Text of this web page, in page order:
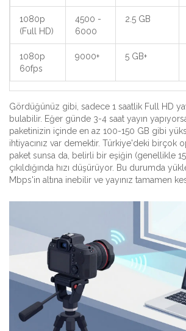
1080p
(Full HD)
4500 -
6000
2.5 GB
1080p
60fps
9000+ 5 GB+
Gördüğünüz gibi, sadece 1 saatlik Full HD
bulabilir. Eğer günde 3-4 saat yayın
paketinizin içinde en az 100-150 GB gibi
ihtiyacınız var demektir. Türkiye'deki birçok
paket sunsa da, belirli bir eşiğin (genellikle
çıkıldığında hızı düşürüyor. Bu durumda
Mbps'in altına inebilir ve yayınız tamamen